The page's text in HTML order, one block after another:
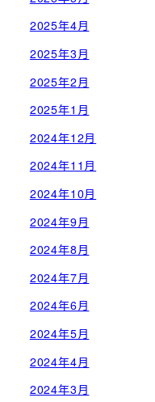
2025年4月
2025年3月
2025年2月
2025年1月
2024年12月
2024年11月
2024年10月
2024年9月
2024年8月
2024年7月
2024年6月
2024年5月
2024年4月
2024年3月